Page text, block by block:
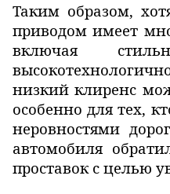
Таким образом,
приводом имеет
включая
низкий клиренс
особенно для тех,
неровностями
автомобиля
проставок с целью